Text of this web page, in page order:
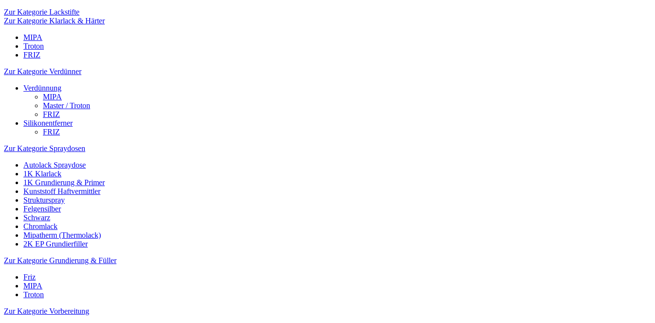
Zur Kategorie Lackstifte
Zur Kategorie Klarlack & Härter
MIPA
Troton
FRIZ
Zur Kategorie Verdünner
Verdünnung
MIPA
Master / Troton
FRIZ
Silikonentferner
FRIZ
Zur Kategorie Spraydosen
Autolack Spraydose
1K Klarlack
1K Grundierung & Primer
Kunststoff Haftvermittler
Strukturspray
Felgensilber
Schwarz
Chromlack
Mipatherm (Thermolack)
2K EP Grundierfiller
Zur Kategorie Grundierung & Füller
Friz
MIPA
Troton
Zur Kategorie Vorbereitung